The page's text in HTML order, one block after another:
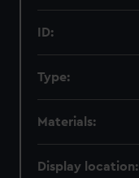
ID:
Type:
Materials:
Display location: